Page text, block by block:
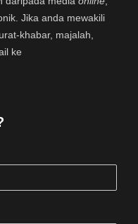
Jika anda mewakili
khabar, majalah,
ke